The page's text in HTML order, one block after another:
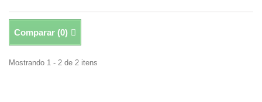
Comparar (0)
Mostrando 1 - 2 de 2 itens